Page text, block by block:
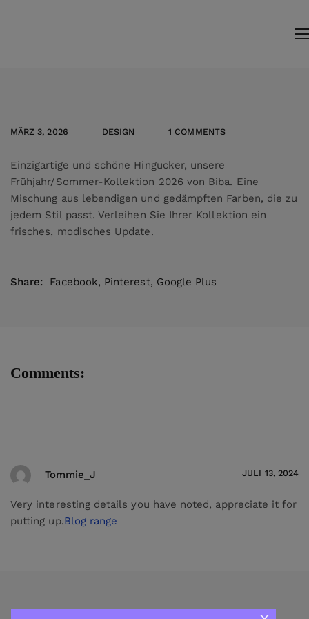
MÄRZ 3, 2026 DESIGN 1 COMMENTS
Einzigartige und schöne Hingucker, unsere
Frühjahr/Sommer-Kollektion 2026 von Biba. Eine
Mischung aus lebendigen und gedämpften Farben, die zu
jedem Stil passt. Verleihen Sie Ihrer Kollektion ein
frisches, modisches Update.
Share: Facebook, Pinterest, Google Plus
Comments:
Tommie_J JULI 13, 2024
Very interesting details you have noted, appreciate it for
putting up.Blog range